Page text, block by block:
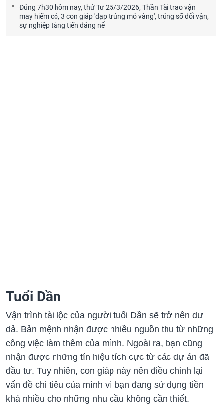
Đúng 7h30 hôm nay, thứ Tư 25/3/2026, Thần Tài trao vận
may hiếm có, 3 con giáp 'đạp trúng mỏ vàng', trúng số đổi vận,
sự nghiệp tăng tiến đáng nể
Tuổi Dần
Vận trình tài lộc của người tuổi Dần sẽ trở nên dư
dả. Bản mệnh nhận được nhiều nguồn thu từ những
công việc làm thêm của mình. Ngoài ra, bạn cũng
nhận được những tín hiệu tích cực từ các dự án đã
đầu tư. Tuy nhiên, con giáp này nên điều chỉnh lại
vấn đề chi tiêu của mình vì bạn đang sử dụng tiền
khá nhiều cho những nhu cầu không cần thiết.